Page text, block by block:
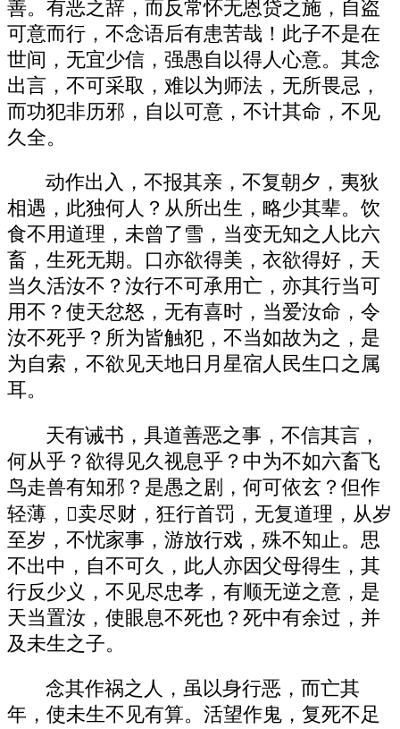
善。有恶之辞，而反常怀无恩贷之施，自盗
可意而行，不念语后有患苦哉！此子不是在
世间，无宜少信，强愚自以得人心意。其念
出言，不可采取，难以为师法，无所畏忌，
而功犯非历邪，自以可意，不计其命，不见
久全。
动作出入，不报其亲，不复朝夕，夷狄
相遇，此独何人？从所出生，略少其辈。饮
食不用道理，未曾了雪，当变无知之人比六
畜，生死无期。口亦欲得美，衣欲得好，天
当久活汝不？汝行不可承用亡，亦其行当可
用不？使天忿怒，无有喜时，当爱汝命，令
汝不死乎？所为皆触犯，不当如故为之，是
为自索，不欲见天地日月星宿人民生口之属
耳。
天有诫书，具道善恶之事，不信其言，
何从乎？欲得见久视息乎？中为不如六畜飞
鸟走兽有知邪？是愚之剧，何可依玄？但作
轻薄，卖尽财，狂行首罚，无复道理，从岁
至岁，不忧家事，游放行戏，殊不知止。思
不出中，自不可久，此人亦因父母得生，其
行反少义，不见尽忠孝，有顺无逆之意，是
天当置汝，使眼息不死也？死中有余过，并
及未生之子。
念其作祸之人，虽以身行恶，而亡其
年，使未生不见有算。活望作鬼，复死不足